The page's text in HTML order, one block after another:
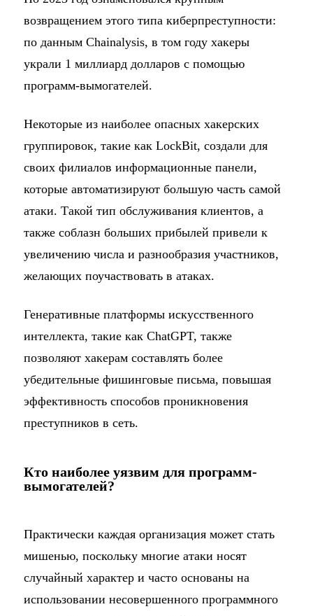
возвращением этого типа киберпреступности:
по данным Chainalysis, в том году хакеры
украли 1 миллиард долларов с помощью
программ-вымогателей.
Некоторые из наиболее опасных хакерских
группировок, такие как LockBit, создали для
своих филиалов информационные панели,
которые автоматизируют большую часть самой
атаки. Такой тип обслуживания клиентов, а
также соблазн больших прибылей привели к
увеличению числа и разнообразия участников,
желающих поучаствовать в атаках.
Генеративные платформы искусственного
интеллекта, такие как ChatGPT, также
позволяют хакерам составлять более
убедительные фишинговые письма, повышая
эффективность способов проникновения
преступников в сеть.
Кто наиболее уязвим для программ-
вымогателей?
Практически каждая организация может стать
мишенью, поскольку многие атаки носят
случайный характер и часто основаны на
использовании несовершенного программного